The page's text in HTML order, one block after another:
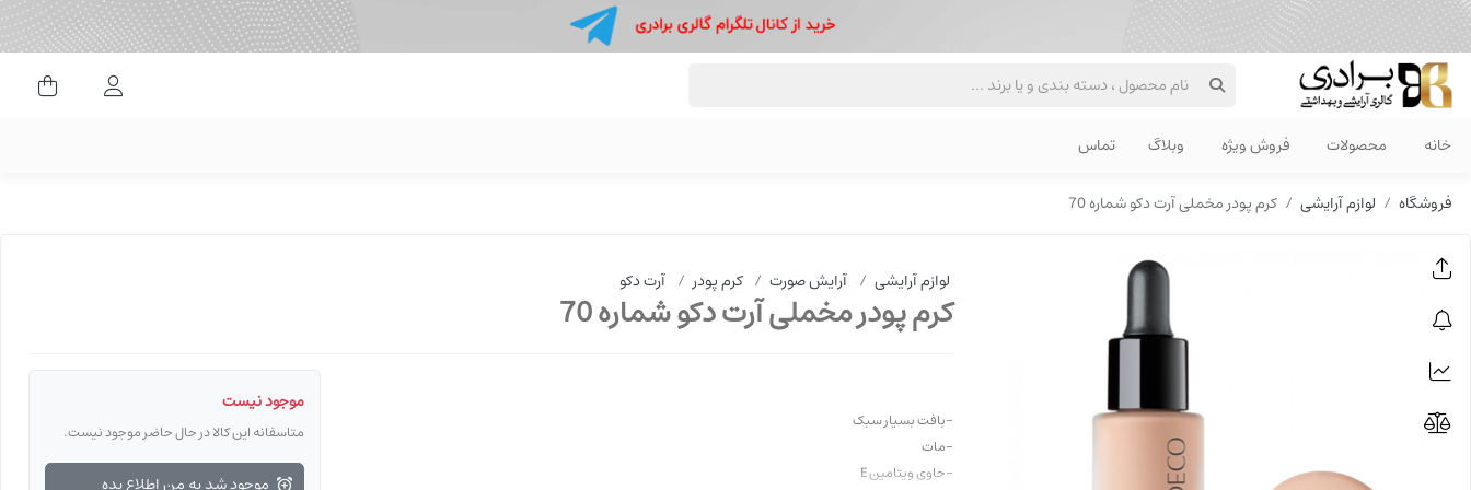
ورود کاربران
خانه
محصولات فروش ویژه وبلاگ تماس
فروشگاه لوازم آرایشی کرم پودر مخملی آرت دکو شماره 70
لوازم آرایشی / آرایش صورت / کرم پودر / آرت دکو
کرم پودر مخملی آرت دکو شماره 70
-بافت بسیار سبک
-مات
-حاوی ویتامین E
موجود نیست
متاسفانه این کالا در حال حاضر موجود نیست.